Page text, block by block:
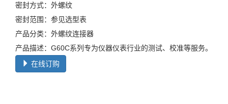
密封方式：外螺纹
密封范围：参见选型表
产品分类：外螺纹连接器
产品描述：G60C系列专为仪器仪表行业的测试、校准等服务。
在线订购